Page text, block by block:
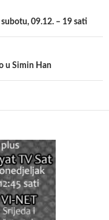
09.12. – 19 sati
u Simin Han